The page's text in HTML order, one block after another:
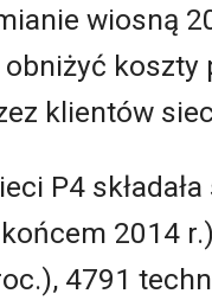
wiosną
obniżyć
klientów
P4
2014
4791